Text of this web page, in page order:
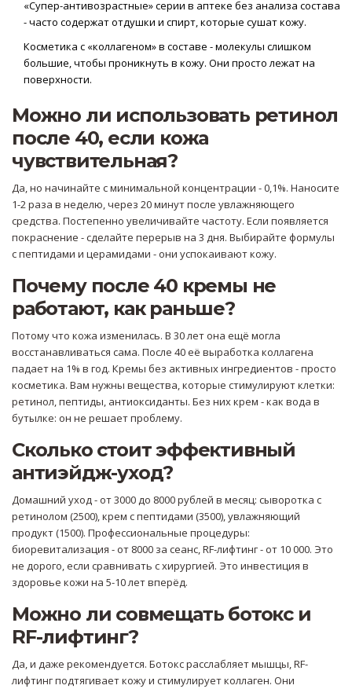
«Супер-антивозрастные» серии в аптеке без анализа состава
- часто содержат отдушки и спирт, которые сушат кожу.
Косметика с «коллагеном» в составе - молекулы слишком
большие, чтобы проникнуть в кожу. Они просто лежат на
поверхности.
Можно ли использовать ретинол
после 40, если кожа
чувствительная?
Да, но начинайте с минимальной концентрации - 0,1%. Наносите
1-2 раза в неделю, через 20 минут после увлажняющего
средства. Постепенно увеличивайте частоту. Если появляется
покраснение - сделайте перерыв на 3 дня. Выбирайте формулы
с пептидами и церамидами - они успокаивают кожу.
Почему после 40 кремы не
работают, как раньше?
Потому что кожа изменилась. В 30 лет она ещё могла
восстанавливаться сама. После 40 её выработка коллагена
падает на 1% в год. Кремы без активных ингредиентов - просто
косметика. Вам нужны вещества, которые стимулируют клетки:
ретинол, пептиды, антиоксиданты. Без них крем - как вода в
бутылке: он не решает проблему.
Сколько стоит эффективный
антиэйдж-уход?
Домашний уход - от 3000 до 8000 рублей в месяц: сыворотка с
ретинолом (2500), крем с пептидами (3500), увлажняющий
продукт (1500). Профессиональные процедуры:
биоревитализация - от 8000 за сеанс, RF-лифтинг - от 10 000. Это
не дорого, если сравнивать с хирургией. Это инвестиция в
здоровье кожи на 5-10 лет вперёд.
Можно ли совмещать ботокс и
RF-лифтинг?
Да, и даже рекомендуется. Ботокс расслабляет мышцы, RF-
лифтинг подтягивает кожу и стимулирует коллаген. Они